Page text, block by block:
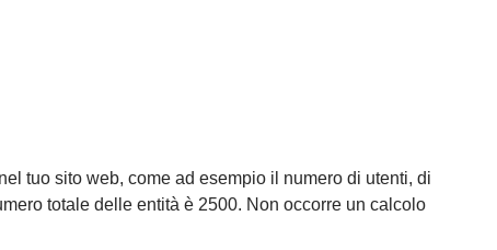
tuo sito web, come ad esempio il numero di utenti, di
totale delle entità è 2500. Non occorre un calcolo